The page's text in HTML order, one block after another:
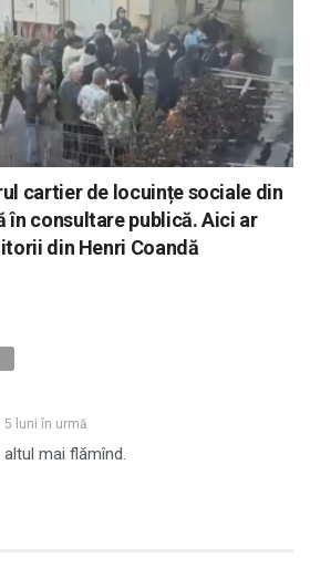
cartier de locuințe sociale din
în consultare publică. Aici ar
din Henri Coandă
5 luni în urmă
mai flămînd.